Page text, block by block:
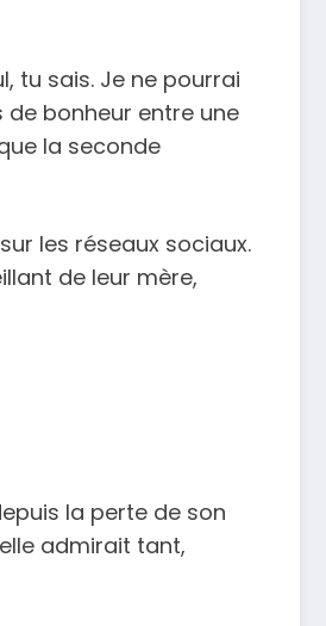
tu sais. Je ne pourrai
bonheur entre une
la seconde
les réseaux sociaux.
de leur mère,
la perte de son
admirait tant,